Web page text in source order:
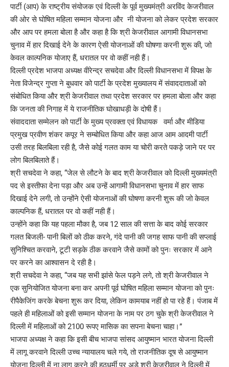
पार्टी (आप) के राष्ट्रीय संयोजक एवं दिल्ली के पूर्व मुख्यमंत्री अरविंद केजरीवाल
की ओर से घोषित महिला सम्मान योजना और नी योजना को लेकर प्रदेश सरकार
और आप पर हमला बोला है और कहा है कि श्री केजरीवाल आगामी विधानसभा
चुनाव में हार दिखाई देने के कारण ऐसी योजनाओं की घोषणा करनी शुरू की, जो
केवल काल्पनिक योजाए हैं, धरातल पर वो कहीं नही हैं।
दिल्ली प्रदेश भाजपा अध्यक्ष वीरेन्द्र सचदेवा और दिल्ली विधानसभा में विपक्ष के
नेता विजेन्द्र गुप्ता ने बुधवार को पार्टी के प्रदेश मुख्यालय में संवाददाताओं को
संबोधित किया और श्री केजरीवाल तथा प्रदेश सरकार पर हमला बोला और कहा
कि जनता की निगाह में ये राजनीतिक घोखाधड़ी के दोषी हैं।
संवाददाता सम्मेलन को पार्टी के मुख्य प्रवक्ता एवं विधायक वर्मा और मीडिया
प्रमुख प्रवीण शंकर कपूर ने सम्बोधित किया और कहा आज आम आदमी पार्टी
उसी तरह बिलबिला रही है, जैसे कोई गलत काम या चोरी करते पकड़े जाने पर पर
लोग बिलबिलाते हैं।
श्री सचदेवा ने कहा, “जेल से लौटने के बाद श्री केजरीवाल को दिल्ली मुख्यमंत्री
पद से इस्तीफा देना पड़ा और अब उन्हें आगामी विधानसभा चुनाव में हार साफ
दिखाई देने लगी, तो उन्होंने ऐसी योजनाओं की घोषणा करनी शुरू की जो केवल
काल्पनिक हैं, धरातल पर वो कहीं नही हैं।
उन्होंने कहा कि यह पहला मौका है, जब 12 साल की सत्ता के बाद कोई सरकार
गलत बिजली- पानी बिलों को ठीक करने, गंदे पानी की जगह साफ पानी की सप्लाई
सुनिश्चित करवाने, टूटी सड़के ठीक करवाने जैसे कामों को पुनः सरकार में आने
पर करने का आश्वासन दे रही है।
श्री सचदेवा ने कहा, “जब यह सभी झांसे फेल पड़ने लगे, तो श्री केजरीवाल ने
एक सुनियोजित योजना बना कर अपनी पूर्व घोषित महिला सम्मान योजना को पुनः
रीपैकेजिंग करके बेचना शुरू कर दिया, लेकिन कामयाब नहीं हो पा रहे हैं। पंजाब में
पहले ही महिलाओं को इसी सम्मान योजना के नाम पर ठग चुके श्री केजरीवाल ने
दिल्ली में महिलाओं को 2100 रूपए मासिक का सपना बेचना चाहा।”
भाजपा अध्यक्ष ने कहा कि इसी बीच भाजपा सांसद आयुष्मान भारत योजना दिल्ली
में लागू करवाने दिल्ली उच्च न्यायालय चले गये, तो राजनीतिक दूष से आयुष्मान
योजना दिल्ली में ना लागू करने की हठधर्मी पर अड़े श्री केजरीवाल ने दिल्ली में